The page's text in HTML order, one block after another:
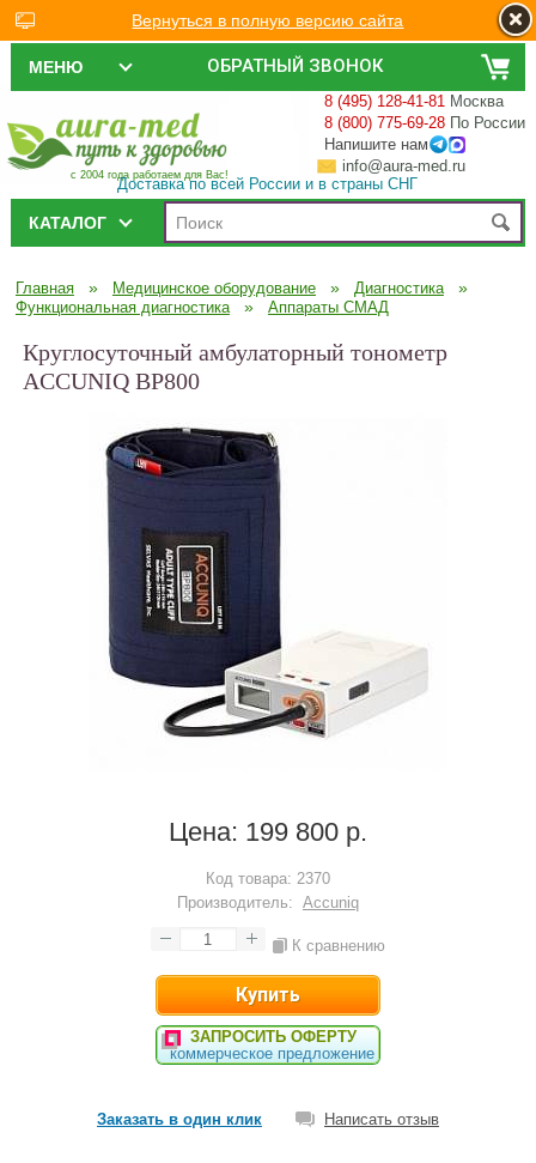
ОБРАТНЫЙ ЗВОНОК
МЕНЮ
с 2004 года работаем для Вас!
8 (495) 128-41-81 Москва
8 (800) 775-69-28 По России
Напишите нам
info@aura-med.ru
Доставка по всей России и в страны СНГ
КАТАЛОГ
Главная » Медицинское оборудование » Диагностика »
Функциональная диагностика » Аппараты СМАД
Круглосуточный амбулаторный тонометр
ACCUNIQ BP800
Цена: 199 800 р.
Код товара: 2370
Производитель: Accuniq
К сравнению
ЗАПРОСИТЬ ОФЕРТУ
коммерческое предложение
Заказать в один клик Написать отзыв
Вернуться в полную версию сайта